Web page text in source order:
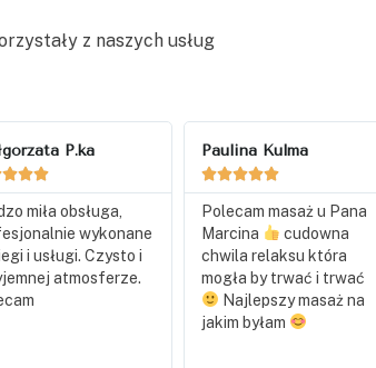
z naszych usług
Kulma

masaż u Pana
cudowna
relaksu która
by trwać i trwać
masaż na
Hela Kach

Doskonały masaż twarzy
wykonany przez Panią
Martę! Precyzja i
profesjonalizm, od razu
widoczny efekt w skutek
drenażu